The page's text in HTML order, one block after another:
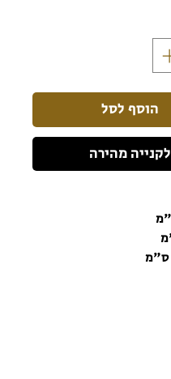
הוסף לסל
לקנייה מהירה